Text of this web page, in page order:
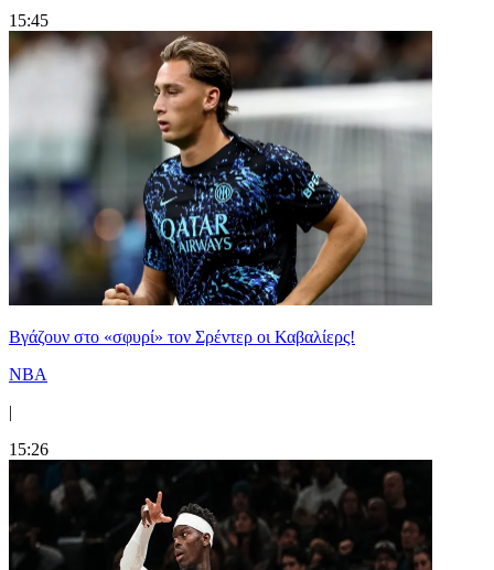
15:45
Bγάζουν στο «σφυρί» τον Σρέντερ οι Καβαλίερς!
NBA
|
15:26